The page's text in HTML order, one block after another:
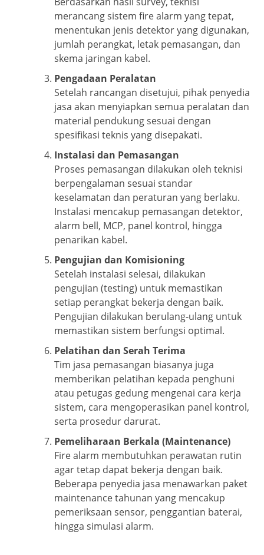
merancang sistem fire alarm yang tepat,
menentukan jenis detektor yang digunakan,
jumlah perangkat, letak pemasangan, dan
skema jaringan kabel.
Pengadaan Peralatan
Setelah rancangan disetujui, pihak penyedia
jasa akan menyiapkan semua peralatan dan
material pendukung sesuai dengan
spesifikasi teknis yang disepakati.
Instalasi dan Pemasangan
Proses pemasangan dilakukan oleh teknisi
berpengalaman sesuai standar
keselamatan dan peraturan yang berlaku.
Instalasi mencakup pemasangan detektor,
alarm bell, MCP, panel kontrol, hingga
penarikan kabel.
Pengujian dan Komisioning
Setelah instalasi selesai, dilakukan
pengujian (testing) untuk memastikan
setiap perangkat bekerja dengan baik.
Pengujian dilakukan berulang-ulang untuk
memastikan sistem berfungsi optimal.
Pelatihan dan Serah Terima
Tim jasa pemasangan biasanya juga
memberikan pelatihan kepada penghuni
atau petugas gedung mengenai cara kerja
sistem, cara mengoperasikan panel kontrol,
serta prosedur darurat.
Pemeliharaan Berkala (Maintenance)
Fire alarm membutuhkan perawatan rutin
agar tetap dapat bekerja dengan baik.
Beberapa penyedia jasa menawarkan paket
maintenance tahunan yang mencakup
pemeriksaan sensor, penggantian baterai,
hingga simulasi alarm.